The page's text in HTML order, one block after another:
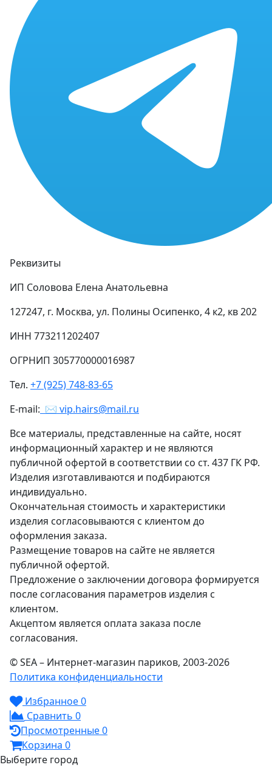
Реквизиты
ИП Соловова Елена Анатольевна
127247, г. Москва, ул. Полины Осипенко, 4 к2, кв 202
ИНН 773211202407
ОГРНИП 305770000016987
Тел. +7 (925) 748-83-65
E-mail: ✉ vip.hairs@mail.ru
Все материалы, представленные на сайте, носят
информационный характер и не являются
публичной офертой в соответствии со ст. 437 ГК РФ.
Изделия изготавливаются и подбираются
индивидуально.
Окончательная стоимость и характеристики
изделия согласовываются с клиентом до
оформления заказа.
Размещение товаров на сайте не является
публичной офертой.
Предложение о заключении договора формируется
после согласования параметров изделия с
клиентом.
Акцептом является оплата заказа после
согласования.
© SEA – Интернет-магазин париков, 2003-2026
Политика конфиденциальности
Избранное0
Сравнить 0
Просмотренные0
Корзина 0
Выберите город